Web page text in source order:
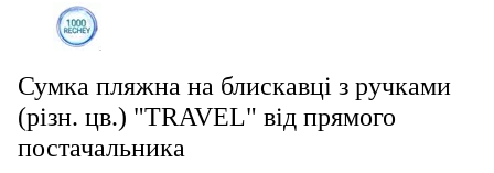
Сумка пляжна на блискавці з ручками
(різн. цв.) "TRAVEL" від прямого
постачальника